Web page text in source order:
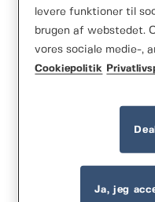
levere funktioner til
brugen af webstedet.
vores sociale medie-,
Cookiepolitik
Ja, jeg